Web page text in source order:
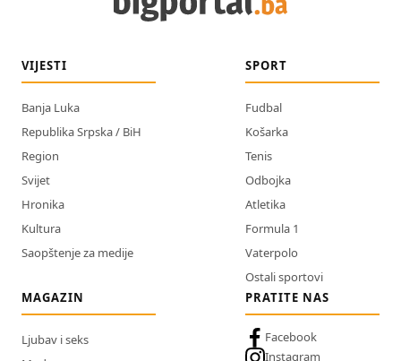
VIJESTI
Banja Luka
Republika Srpska / BiH
Region
Svijet
Hronika
Kultura
Saopštenje za medije
SPORT
Fudbal
Košarka
Tenis
Odbojka
Atletika
Formula 1
Vaterpolo
Ostali sportovi
MAGAZIN
Ljubav i seks
PRATITE NAS
Facebook
Instagram